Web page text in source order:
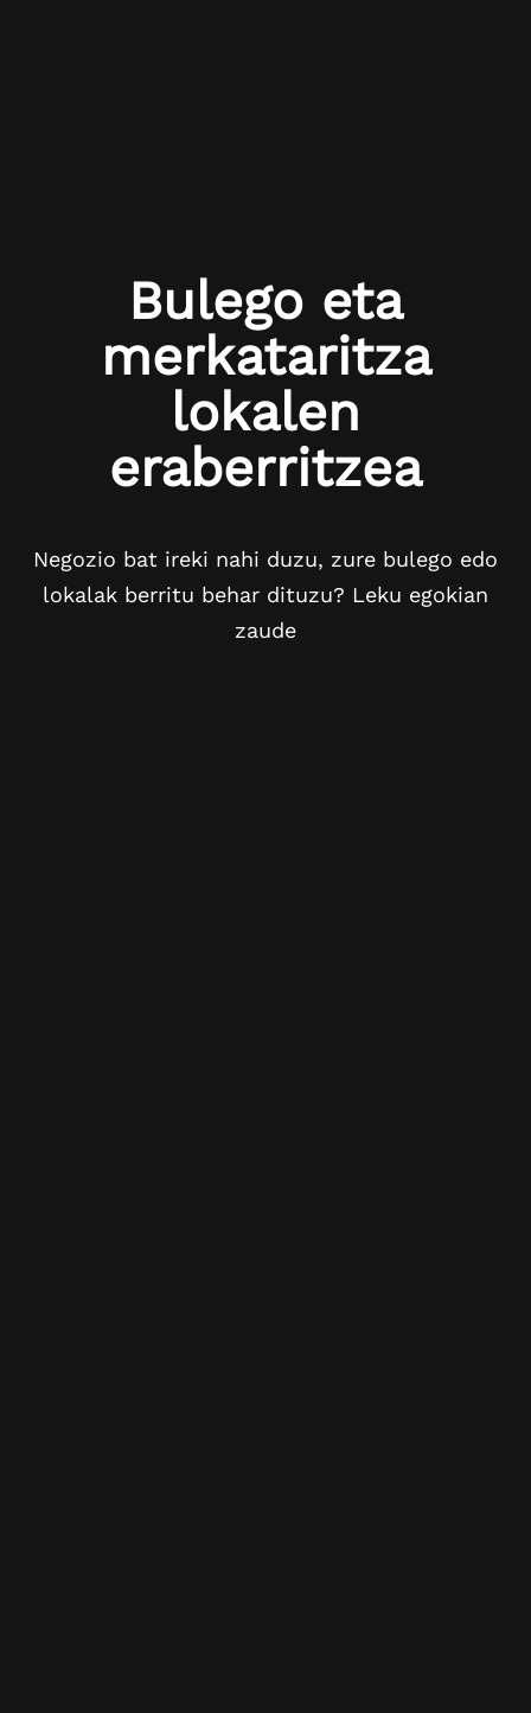
Bulego eta
merkataritza
lokalen
eraberritzea
Negozio bat ireki nahi duzu, zure bulego edo
lokalak berritu behar dituzu? Leku egokian
zaude